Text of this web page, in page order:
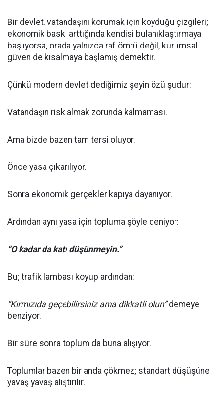
Bir devlet, vatandaşını korumak için koyduğu çizgileri;
ekonomik baskı arttığında kendisi bulanıklaştırmaya
başlıyorsa, orada yalnızca raf ömrü değil, kurumsal
güven de kısalmaya başlamış demektir.
Çünkü modern devlet dediğimiz şeyin özü şudur:
Vatandaşın risk almak zorunda kalmaması.
Ama bizde bazen tam tersi oluyor.
Önce yasa çıkarılıyor.
Sonra ekonomik gerçekler kapıya dayanıyor.
Ardından aynı yasa için topluma şöyle deniyor:
“O kadar da katı düşünmeyin.”
Bu; trafik lambası koyup ardından:
“Kırmızıda geçebilirsiniz ama dikkatli olun”demeye
benziyor.
Bir süre sonra toplum da buna alışıyor.
Toplumlar bazen bir anda çökmez; standart düşüşüne
yavaş yavaş alıştırılır.